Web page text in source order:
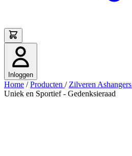
Inloggen
Home / Producten / Zilveren Ashangers
Uniek en Sportief - Gedenksieraad